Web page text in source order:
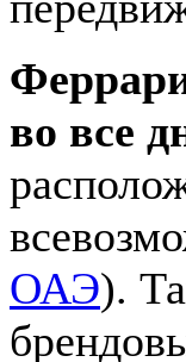
во все
ОАЭ).